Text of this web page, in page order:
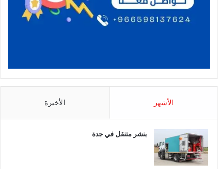
الأشهر الأخيرة
بنشر متنقل في جدة